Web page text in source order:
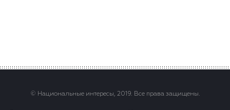
© Национальные интересы, 2019. Все права защищены.